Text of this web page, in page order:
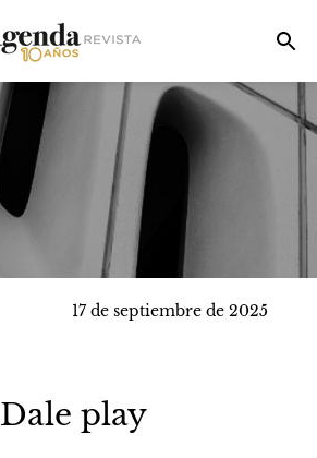
17 de septiembre de 2025
Dale play